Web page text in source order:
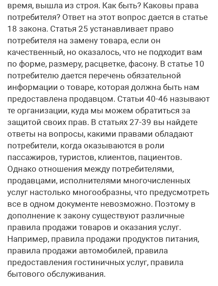
время, вышла из строя. Как быть? Каковы права
потребителя? Ответ на этот вопрос дается в статье
18 закона. Статья 25 устанавливает право
потребителя на замену товара, если он
качественный, но оказалось, что не подходит вам
по форме, размеру, расцветке, фасону. В статье 10
потребителю дается перечень обязательной
информации о товаре, которая должна быть нам
предоставлена продавцом. Статьи 40-46 называют
те организации, куда мы можем обратиться за
защитой своих прав. В статьях 27-39 вы найдете
ответы на вопросы, какими правами обладают
потребители, когда оказываются в роли
пассажиров, туристов, клиентов, пациентов.
Однако отношения между потребителями,
продавцами, исполнителями многочисленных
услуг настолько многообразны, что предусмотреть
все в одном документе невозможно. Поэтому в
дополнение к закону существуют различные
правила продажи товаров и оказания услуг.
Например, правила продажи продуктов питания,
правила продажи автомобилей, правила
предоставления гостиничных услуг, правила
бытового обслуживания.